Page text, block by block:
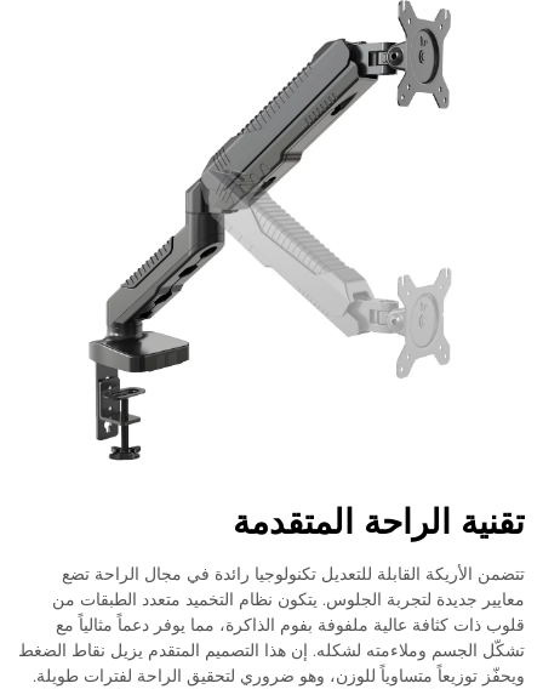
تقنية الراحة المتقدمة
تتضمن الأريكة القابلة للتعديل تكنولوجيا رائدة في مجال الراحة تضع
معايير جديدة لتجربة الجلوس. يتكون نظام التخميد متعدد الطبقات من
قلوب ذات كثافة عالية ملفوفة بفوم الذاكرة، مما يوفر دعماً مثالياً مع
تشكّل الجسم وملاءمته لشكله. إن هذا التصميم المتقدم يزيل نقاط الضغط
ويحفّز توزيعاً متساوياً للوزن، وهو ضروري لتحقيق الراحة لفترات طويلة.